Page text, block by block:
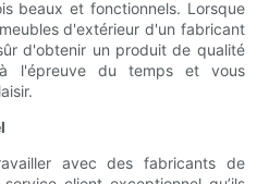
beaux et fonctionnels. Lorsque
d'extérieur d'un fabricant
d'obtenir un produit de qualité
l'épreuve du temps et vous
avec des fabricants de